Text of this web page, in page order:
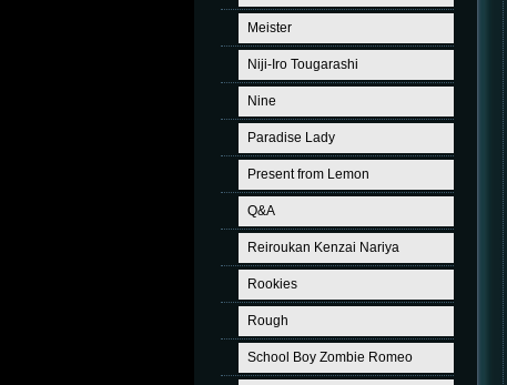
Meister
Niji-Iro Tougarashi
Nine
Paradise Lady
Present from Lemon
Q&A
Reiroukan Kenzai Nariya
Rookies
Rough
School Boy Zombie Romeo